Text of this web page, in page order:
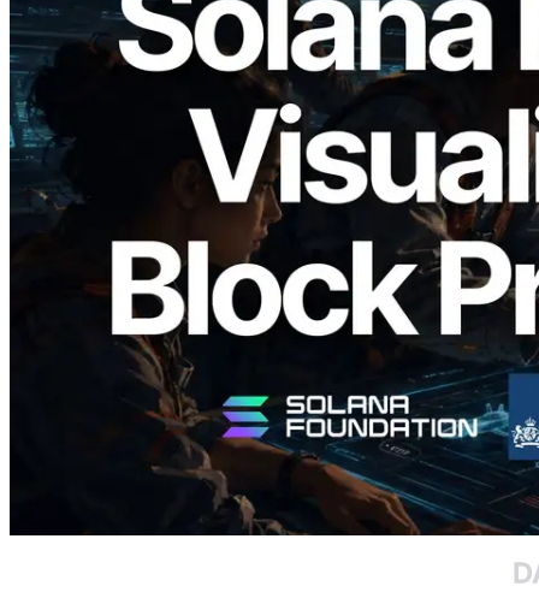
2026.05.24
Validators Solutions lance le Solana Block
Analyzer — Visualisation du temps de
production de bloc par slot et des
validateurs assignés